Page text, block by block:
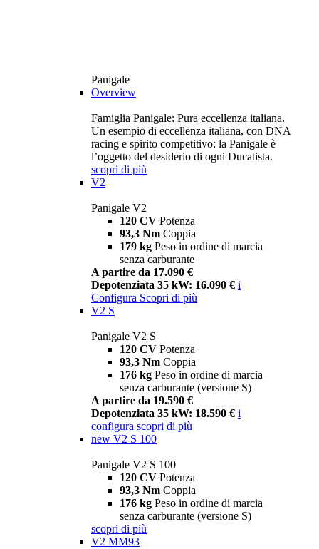
Panigale
Overview
Famiglia Panigale: Pura eccellenza italiana.
Un esempio di eccellenza italiana, con DNA
racing e spirito competitivo: la Panigale è
l’oggetto del desiderio di ogni Ducatista.
scopri di più
V2
Panigale V2
120 CV Potenza
93,3 Nm Coppia
179 kg Peso in ordine di marcia
senza carburante
A partire da 17.090 €
Depotenziata 35 kW: 16.090 € i
Configura Scopri di più
V2 S
Panigale V2 S
120 CV Potenza
93,3 Nm Coppia
176 kg Peso in ordine di marcia
senza carburante (versione S)
A partire da 19.590 €
Depotenziata 35 kW: 18.590 € i
configura scopri di più
new V2 S 100
Panigale V2 S 100
120 CV Potenza
93,3 Nm Coppia
176 kg Peso in ordine di marcia
senza carburante (versione S)
scopri di più
V2 MM93